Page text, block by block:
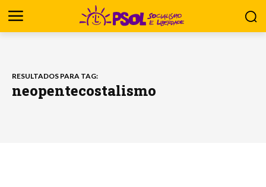
RESULTADOS PARA TAG:
neopentecostalismo